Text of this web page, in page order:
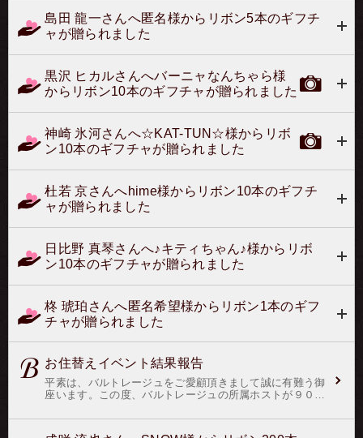
島田 龍一さんへ匿名様からリボン5本のギフチ
ャが贈られました
黒沢 ヒカルさんへバーニャなんちゃら様
からリボン10本のギフチャが贈られました
神崎 氷河さんへ☆KAT-TUN☆様からリボ
ン10本のギフチャが贈られました
杜若 京さんへhime様からリボン10本のギフチ
ャが贈られました
日比野 真琴さんへ♪キティちゃん♪様からリボ
ン10本のギフチャが贈られました
柊 琥珀さんへ匿名希望様からリボン1本のギフ
チャが贈られました
お住替えイベント結果報告
平素は、バルトレージュをご愛顧頂きまして誠に有難う御
座います。この度、バルトレージュの所属ホストが９０名
致しました。バルトレージュより、１１名をナイル降格対
象者と決定致しました。（現在、ホスト本人に最終意思確